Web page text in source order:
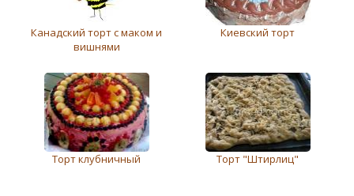
Канадский торт с маком и
вишнями
Киевский торт
Торт клубничный Торт "Штирлиц"